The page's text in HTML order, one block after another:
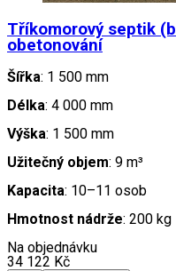
Tříkomorový septik
obetonování
Šířka: 1 500 mm
Délka: 4 000 mm
Výška: 1 500 mm
Užitečný objem: 9 m³
Kapacita: 10–11 osob
Hmotnost nádrže: 200 kg
Na objednávku
34 122 Kč